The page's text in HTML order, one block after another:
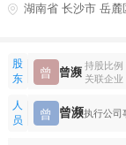
股
东
曾 曾濒 持股比例
关联企业
人
员
曾 曾濒